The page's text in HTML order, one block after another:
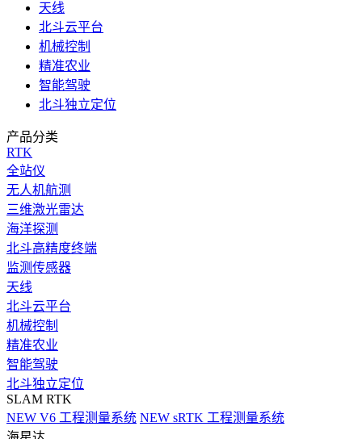
天线
北斗云平台
机械控制
精准农业
智能驾驶
北斗独立定位
产品分类
RTK
全站仪
无人机航测
三维激光雷达
海洋探测
北斗高精度终端
监测传感器
天线
北斗云平台
机械控制
精准农业
智能驾驶
北斗独立定位
SLAM RTK
NEW V6 工程测量系统 NEW sRTK 工程测量系统